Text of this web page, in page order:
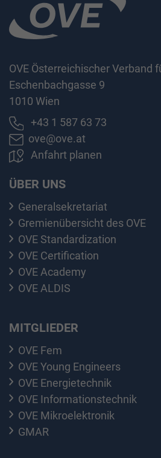
OVE Österreichischer Verband
Eschenbachgasse 9
1010 Wien
+43 1 587 63 73
ove@ove.at
Anfahrt planen
ÜBER UNS
Generalsekretariat
Gremienübersicht des OVE
OVE Standardization
OVE Certification
OVE Academy
OVE ALDIS
MITGLIEDER
OVE Fem
OVE Young Engineers
OVE Energietechnik
OVE Informationstechnik
OVE Mikroelektronik
GMAR